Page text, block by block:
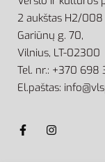
2 aukštas H2/008
Gariūnų g. 70,
Vilnius, LT-02300
Tel. nr.: +370 698
El.paštas: